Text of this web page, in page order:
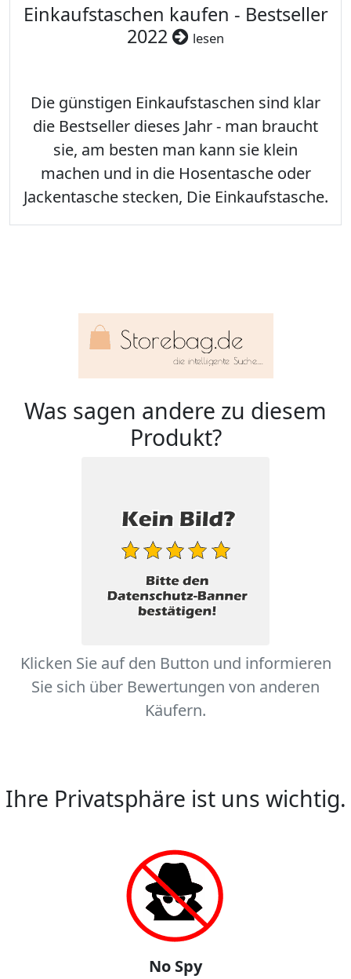
Einkaufstaschen kaufen - Bestseller
2022
lesen
Die günstigen Einkaufstaschen sind klar
die Bestseller dieses Jahr - man braucht
sie, am besten man kann sie klein
machen und in die Hosentasche oder
Jackentasche stecken, Die Einkaufstasche.
Was sagen andere zu diesem
Produkt?
Klicken Sie auf den Button und informieren
Sie sich über Bewertungen von anderen
Käufern.
Ihre Privatsphäre ist uns wichtig.
No Spy